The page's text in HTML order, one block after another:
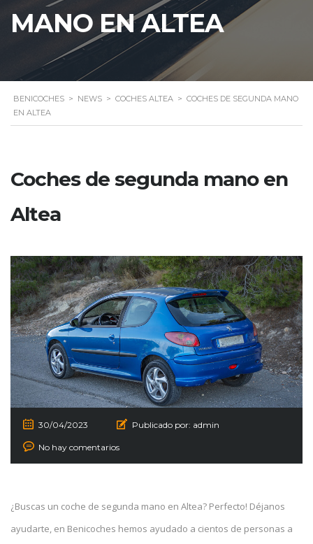
MANO EN ALTEA
BENICOCHES > NEWS > COCHES ALTEA > COCHES DE SEGUNDA MANO
EN ALTEA
Coches de segunda mano en
Altea
30/04/2023 Publicado por: admin
No hay comentarios
¿Buscas un coche de segunda mano en Altea? Perfecto! Déjanos
ayudarte, en Benicoches hemos ayudado a cientos de personas a